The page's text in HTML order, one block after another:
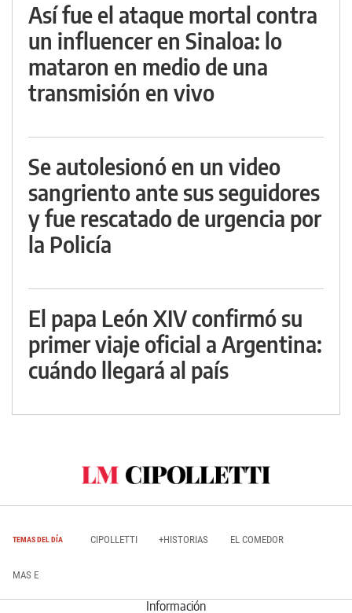
Así fue el ataque mortal contra
un influencer en Sinaloa: lo
mataron en medio de una
transmisión en vivo
Se autolesionó en un video
sangriento ante sus seguidores
y fue rescatado de urgencia por
la Policía
El papa León XIV confirmó su
primer viaje oficial a Argentina:
cuándo llegará al país
TEMAS DEL DÍA CIPOLLETTI +HISTORIAS EL COMEDOR
MAS E
Información